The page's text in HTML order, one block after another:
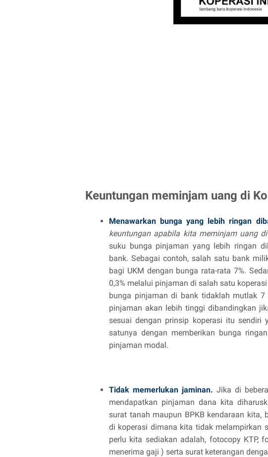
Keuntungan meminjam uang di
Menawarkan bunga yang lebih ringan
keuntungan apabila kita meminjam uang
suku bunga pinjaman yang lebih ringan
bank. Sebagai contoh, salah satu bank
bagi UKM dengan bunga rata-rata 7%.
0,3% melalui pinjaman di salah satu
bunga pinjaman di bank tidaklah mutlak
pinjaman akan lebih tinggi dibandingkan
sesuai dengan prinsip koperasi itu sendiri
satunya dengan memberikan bunga
pinjaman modal.
Tidak memerlukan jaminan. Jika di
mendapatkan pinjaman dana kita
surat tanah maupun BPKB kendaraan kita,
di koperasi dimana kita tidak melampirkan
perlu kita sediakan adalah, fotocopy KTP,
menerima gaji ) serta surat keterangan